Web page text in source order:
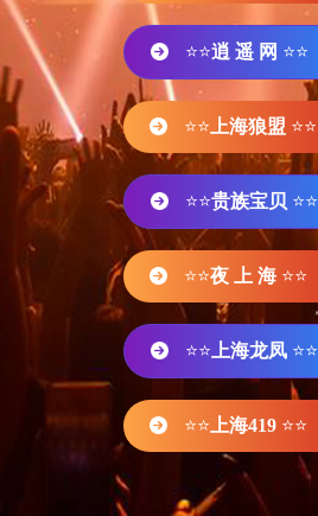
⭐⭐逍 遥 网 ⭐⭐
⭐⭐ 上海狼盟 ⭐⭐
⭐⭐贵族宝贝 ⭐⭐
⭐⭐夜 上 海 ⭐⭐
⭐⭐ 上海龙凤 ⭐⭐
⭐⭐ 上海419 ⭐⭐